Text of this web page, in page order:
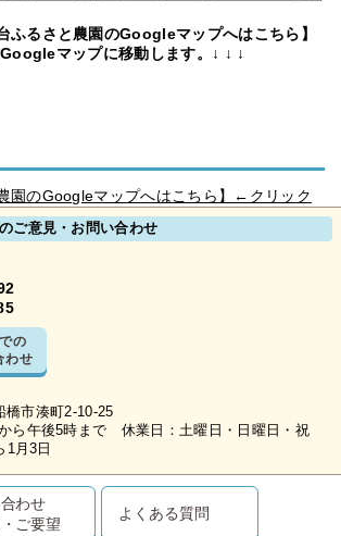
ふるさと農園のGoogleマップへはこちら】
マップに移動します。↓ ↓ ↓
園のGoogleマップへはこちら】←クリック
ご意見・お問い合わせ
の
わせ
橋市湊町2-10-25
ら午後5時まで 休業日：土曜日・日曜日・祝
1月3日
わせ
ご要望
よくある質問